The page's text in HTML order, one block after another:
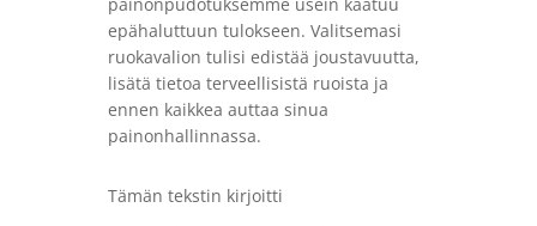
epähaluttuun tulokseen. Valitsemasi
ruokavalion tulisi edistää joustavuutta,
lisätä tietoa terveellisistä ruoista ja
ennen kaikkea auttaa sinua
painonhallinnassa.
Tämän tekstin kirjoitti